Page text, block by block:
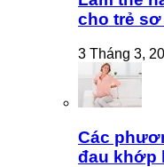
cho trẻ
3 Tháng 3,
Các
đau khớp